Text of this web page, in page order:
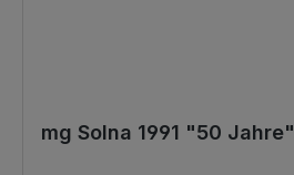
mg Solna 1991 "50 Jahre"